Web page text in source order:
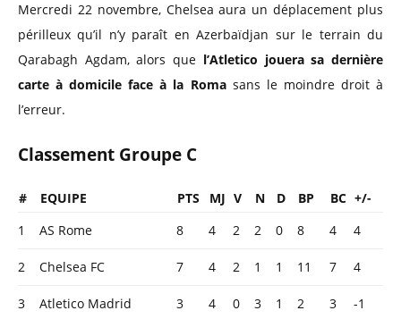
Mercredi 22 novembre, Chelsea aura un déplacement plus
périlleux qu’il n’y paraît en Azerbaïdjan sur le terrain du
Qarabagh Agdam, alors que l’Atletico jouera sa dernière
carte à domicile face à la Romasans le moindre droit à
l’erreur.
Classement Groupe C
# EQUIPE PTS MJ V N D BP BC +/-
1
AS Rome 8 4 2 2 0 8 4 4
2 Chelsea FC 7 4 2 1 1 11 7 4
3 Atletico Madrid 3 4 0 3 1 2 3 -1